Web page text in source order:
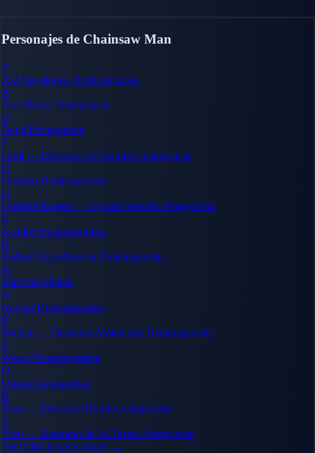
Personajes de Chainsaw Man
A
Aki Hayakawa Deuteragonista
A
Asa Mitaka Protagonista
D
Denji Protagonista
F
Fami — Demonio del Hambre Antagonista
H
Himeno Deuteragonista
H
Hombre Katana — Espada Samurái Antagonista
K
Kishibe Deuteragonista
K
Kobeni Higashiyama Deuteragonista
M
Makima Villano
N
Nayuta Deuteragonista
P
Pochita — Demonio Motosierra Deuteragonista
P
PowerDeuteragonista
Q
Quanxi Antagonista
R
Reze — Demonio Bomba Antagonista
Y
Yoru — Demonio de la Guerra Antagonista
Ver todos los personajes →